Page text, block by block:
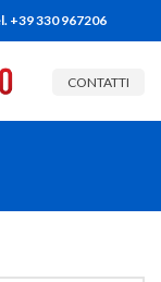
+39 330 967206
CONTATTI